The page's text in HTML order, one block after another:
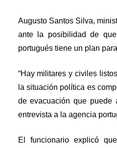
Augusto Santos Silva,
ante la posibilidad de
portugués tiene un plan
“Hay militares y civiles
la situación política es
de evacuación que puede
entrevista a la agencia
El funcionario explicó